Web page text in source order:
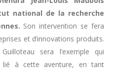
national de la recherche
Son intervention se fera
et d’innovations produits.
sera l’exemple qui
lié à cette aventure, en tant